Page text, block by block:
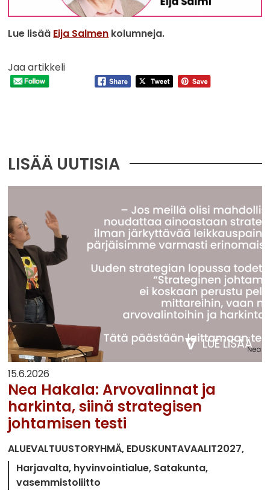
Lue lisää Eija Salmen kolumneja.
Jaa artikkeli
LISÄÄ UUTISIA
LUE LISÄÄ
15.6.2026
Nea Hakala: Arvovalinnat ja
harkinta, siinä strategisen
johtamisen testi
ALUEVALTUUSTORYHMÄ EDUSKUNTAVAALIT2027
Harjavalta hyvinvointialue Satakunta
vasemmistoliitto